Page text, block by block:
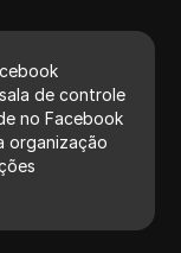
de controle
no Facebook
organização